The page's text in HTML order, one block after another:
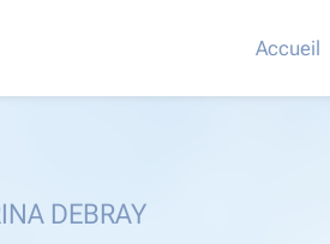
Accueil
DEBRAY